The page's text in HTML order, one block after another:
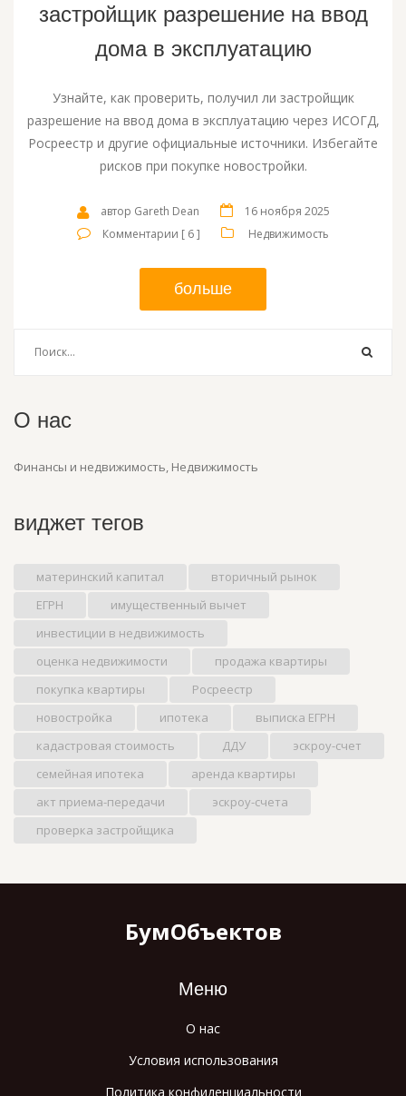
застройщик разрешение на ввод
дома в эксплуатацию
Узнайте, как проверить, получил ли застройщик
разрешение на ввод дома в эксплуатацию через ИСОГД,
Росреестр и другие официальные источники. Избегайте
рисков при покупке новостройки.
автор Gareth Dean
16 ноября 2025
Комментарии [ 6 ]
Недвижимость
больше
О нас
Финансы и недвижимость, Недвижимость
виджет тегов
материнский капитал
вторичный рынок
ЕГРН
имущественный вычет
инвестиции в недвижимость
оценка недвижимости
продажа квартиры
покупка квартиры
Росреестр
новостройка
ипотека
выписка ЕГРН
кадастровая стоимость
ДДУ
эскроу-счет
семейная ипотека
аренда квартиры
акт приема-передачи
эскроу-счета
проверка застройщика
БумОбъектов
Меню
О нас
Условия использования
Политика конфиденциальности